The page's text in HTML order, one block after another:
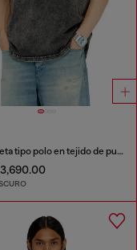
Camiseta tipo polo en tejido de punto efecto denim